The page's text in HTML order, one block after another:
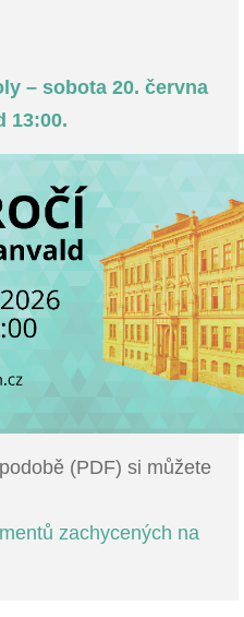
– sobota 20. června
13:00.
(PDF) si můžete
zachycených na